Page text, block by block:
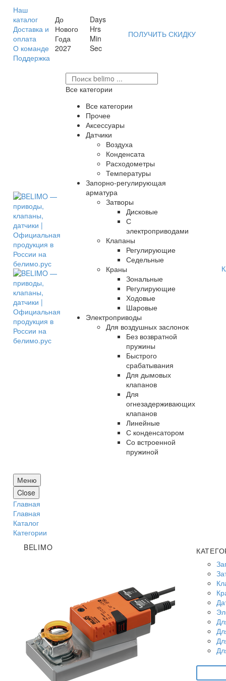
Наш
каталог
Доставка и
оплата
О команде
Поддержка
До
Нового
Года
2027
Days
Hrs
Min
Sec
ПОЛУЧИТЬ СКИДКУ
Все категории
Все категории
Прочее
Аксессуары
Датчики
Воздуха
Конденсата
Расходометры
Температуры
Запорно-регулирующая
арматура
Затворы
Дисковые
С
электроприводами
Клапаны
Регулирующие
Седельные
Краны
Зональные
Регулирующие
Ходовые
Шаровые
Электроприводы
Для воздушных заслонок
Без возвратной
пружины
Быстрого
срабатывания
Для дымовых
клапанов
Для
огнезадерживающих
клапанов
Линейные
С конденсатором
Со встроенной
пружиной
Меню
Close
Главная
Главная
Каталог
Категории
BELIMO